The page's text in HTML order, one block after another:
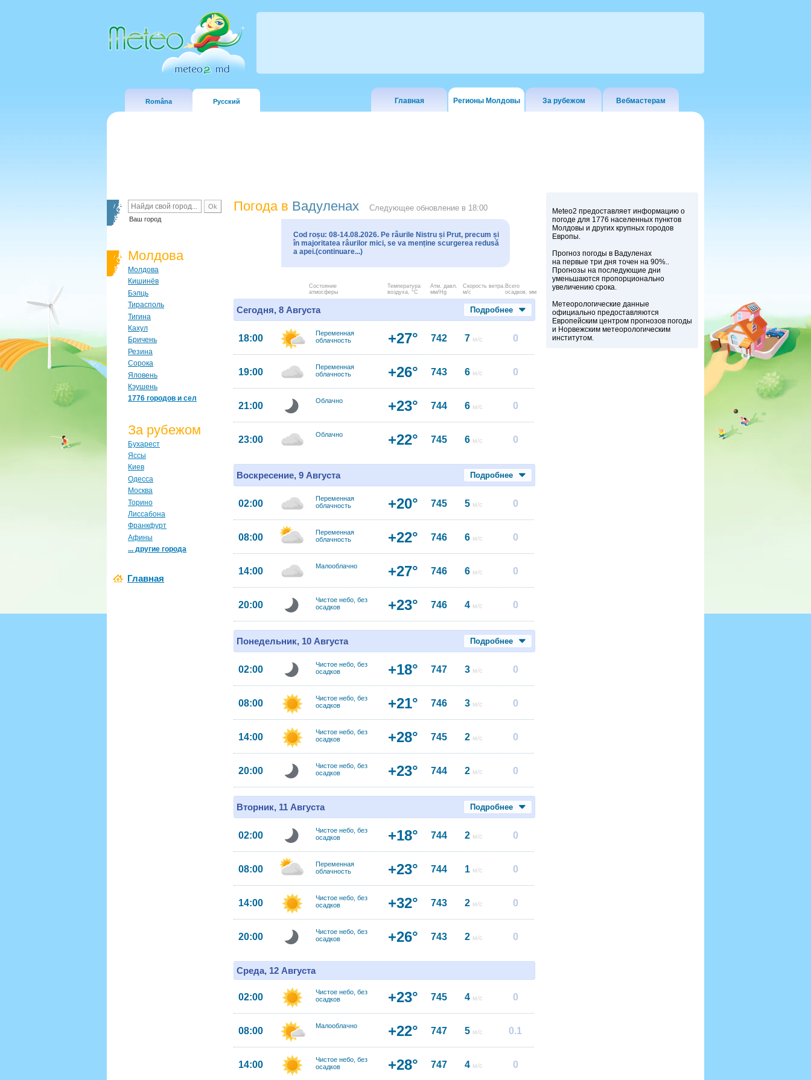
Româna Русский Главная Регионы Молдовы За рубежом Вебмастерам
Ваш город
Молдова
Молдова
Кишинёв
Бэлць
Тирасполь
Тигина
Кахул
Бричень
Резина
Сорока
Яловень
Кэушень
1776 городов и сел
За рубежом
Бухарест
Яссы
Киев
Одесса
Москва
Торино
Лиссабона
Франкфурт
Афины
... другие города
Главная
Погода в Вадуленах Следующее обновление в 18:00
Cod roșu: 08-14.08.2026. Pe râurile Nistru și Prut, precum și
în majoritatea râurilor mici, se va menține scurgerea redusă
a apei.(continuare...)
Состояние
атмосферы
Температура
воздуха, °C
Атм. давл.
мм/Hg
Скорость ветра.
м/с
Всего
осадков, мм
Сегодня, 8 Августа Подробнее
18:00
Переменная
облачность
+27° 742 7 м/с 0
19:00
Переменная
облачность
+26° 743 6 м/с 0
21:00 Облачно +23° 744 6 м/с 0
23:00 Облачно +22° 745 6 м/с 0
Воскресение, 9 Августа Подробнее
02:00
Переменная
облачность
+20° 745 5 м/с 0
08:00
Переменная
облачность
+22° 746 6 м/с 0
14:00 Малооблачно +27° 746 6 м/с 0
20:00
Чистое небо, без
осадков
+23° 746 4 м/с 0
Понедельник, 10 Августа Подробнее
02:00
Чистое небо, без
осадков
+18° 747 3 м/с 0
08:00
Чистое небо, без
осадков
+21° 746 3 м/с 0
14:00
Чистое небо, без
осадков
+28° 745 2 м/с 0
20:00
Чистое небо, без
осадков
+23° 744 2 м/с 0
Вторник, 11 Августа Подробнее
02:00
Чистое небо, без
осадков
+18° 744 2 м/с 0
08:00
Переменная
облачность
+23° 744 1 м/с 0
14:00
Чистое небо, без
осадков
+32° 743 2 м/с 0
20:00
Чистое небо, без
осадков
+26° 743 2 м/с 0
Среда, 12 Августа
02:00
Чистое небо, без
осадков
+23° 745 4 м/с 0
08:00 Малооблачно +22° 747 5 м/с 0.1
14:00
Чистое небо, без
осадков
+28° 747 4 м/с 0
Meteo2 предоставляет информацию о
погоде для 1776 населенных пунктов
Молдовы и других крупных городов
Европы.
Прогноз погоды в Вадуленах
на первые три дня точен на 90%..
Прогнозы на последующие дни
уменьшаются пропорционально
увеличению срока.
Метеорологические данные
официально предоставляются
Европейским центром прогнозов погоды
и Норвежским метеорологическим
институтом.